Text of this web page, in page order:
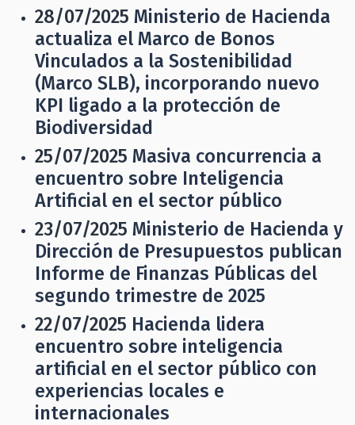
28/07/2025 Ministerio de Hacienda
actualiza el Marco de Bonos
Vinculados a la Sostenibilidad
(Marco SLB), incorporando nuevo
KPI ligado a la protección de
Biodiversidad
25/07/2025 Masiva concurrencia a
encuentro sobre Inteligencia
Artificial en el sector público
23/07/2025 Ministerio de Hacienda y
Dirección de Presupuestos publican
Informe de Finanzas Públicas del
segundo trimestre de 2025
22/07/2025 Hacienda lidera
encuentro sobre inteligencia
artificial en el sector público con
experiencias locales e
internacionales